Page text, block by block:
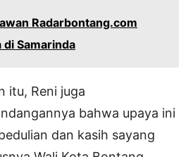
Radarbontang.com
di Samarinda
itu, Reni juga
bahwa upaya ini
dan kasih sayang